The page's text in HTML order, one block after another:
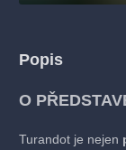
Popis
O
Turandot je nejen